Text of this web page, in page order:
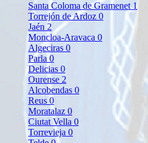
Santa Coloma de Gramenet 1
Torrejón de Ardoz 0
Jaén 2
Moncloa-Aravaca 0
Algeciras 0
Parla 0
Delicias 0
Ourense 2
Alcobendas 0
Reus 0
Moratalaz 0
Ciutat Vella 0
Torrevieja 0